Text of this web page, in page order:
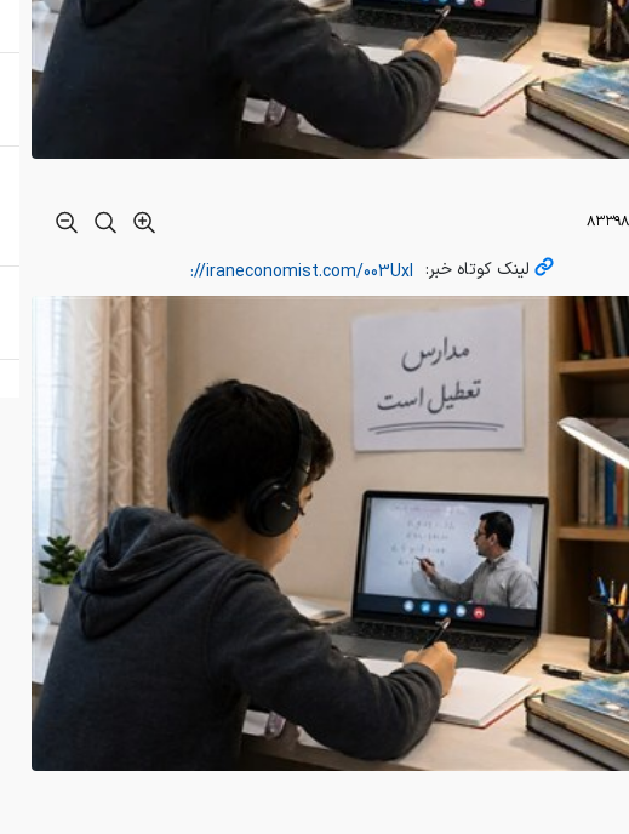
لینک کوتاه خبر: